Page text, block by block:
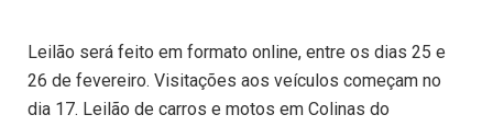
Leilão será feito em formato online, entre os dias 25 e
26 de fevereiro. Visitações aos veículos começam no
dia 17. Leilão de carros e motos em Colinas do